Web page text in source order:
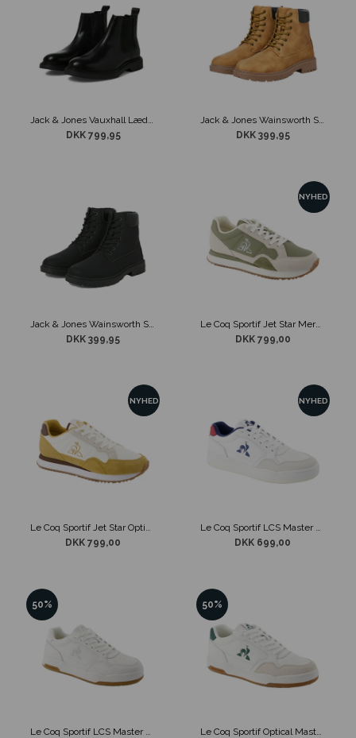
Jack & Jones Vauxhall Læder Chelsea Støvle Sort
DKK 799,95
Jack & Jones Wainsworth Støvle Honey
DKK 399,95
DKK 399,95
NYHED
Le Coq Sportif Jet Star Mermaid Hvid/Grøn
DKK 799,00
NYHED
Le Coq Sportif Jet Star Optical Hvid/Gul/Brun
DKK 799,00
NYHED
Le Coq Sportif LCS Master Optical Hvid
DKK 699,00
50% 50%
Le Coq Sportif Optical Master Sko Hvid/Grøn